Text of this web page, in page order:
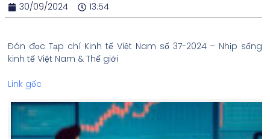
30/09/2024 13:54
Đón đọc Tạp chí Kinh tế Việt Nam số 37-2024 – Nhịp sống
kinh tế Việt Nam & Thế giới
Link gốc